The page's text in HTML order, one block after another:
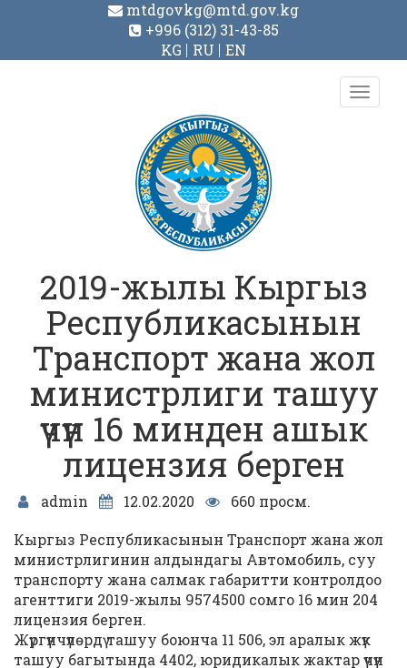
mtdgovkg@mtd.gov.kg
+996 (312) 31-43-85
KG
RU EN
Toggle
2019-жылы Кыргыз
Республикасынын
Транспорт жана жол
министрлиги ташуу
үчүн 16 минден ашык
лицензия берген
admin 12.02.2020
660 просм.
Кыргыз Республикасынын Транспорт жана жол
министрлигинин алдындагы Автомобиль, суу
транспорту жана салмак габаритти контролдоо
агенттиги 2019-жылы 9574500 сомго 16 мин 204
лицензия берген.
Жүргүнчүлөрдү ташуу боюнча 11 506, эл аралык жүк
ташуу багытында 4402, юридикалык жактар үчүн